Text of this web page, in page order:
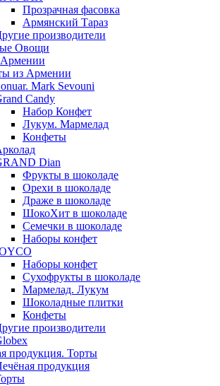
Прозрачная фасовка
Армянский Тараз
производители
Овощи
Армении
из Армении
Mark Sevouni
Candy
Набор Конфет
Лукум. Мармелад
Конфеты
Dian
Фрукты в шоколаде
Орехи в шоколаде
Драже в шоколаде
ШокоХит в шоколаде
Семечки в шоколаде
Наборы конфет
Наборы конфет
Сухофрукты в шоколаде
Мармелад. Лукум
Шоколадные плитки
Конфеты
производители
продукция. Торты
продукция